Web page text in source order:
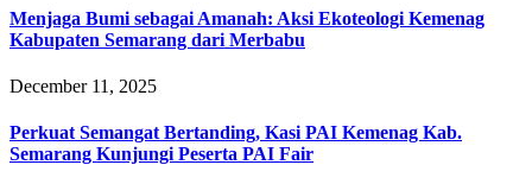
Menjaga Bumi sebagai Amanah: Aksi Ekoteologi Kemenag
Kabupaten Semarang dari Merbabu
December 11, 2025
Perkuat Semangat Bertanding, Kasi PAI Kemenag Kab.
Semarang Kunjungi Peserta PAI Fair